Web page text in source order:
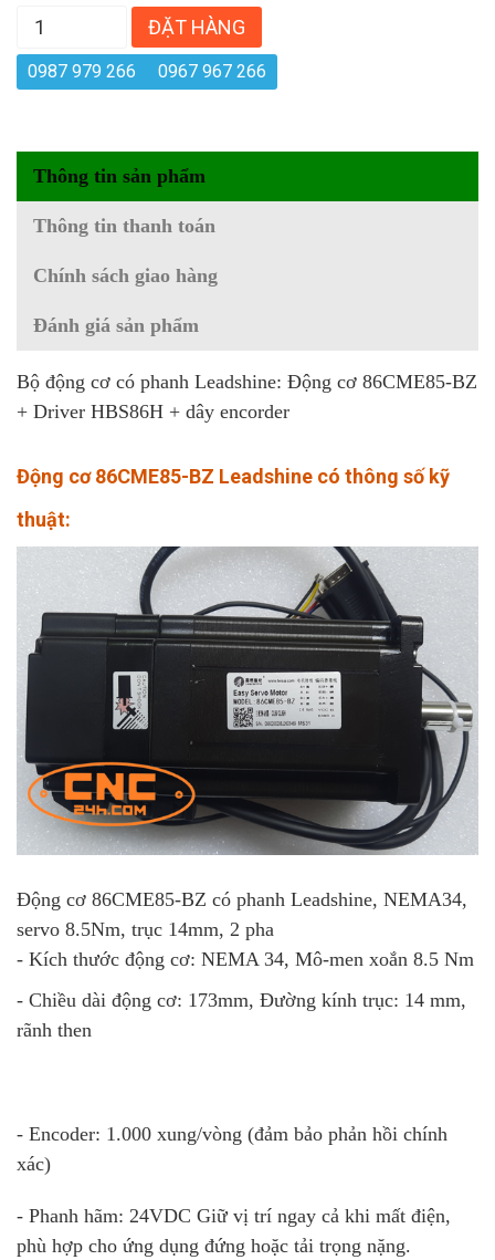
ĐẶT HÀNG
0987 979 266 0967 967 266
Thông tin sản phẩm
Thông tin thanh toán
Chính sách giao hàng
Đánh giá sản phẩm
Bộ động cơ có phanh Leadshine: Động cơ 86CME85-BZ
+ Driver HBS86H + dây encorder
Động cơ 86CME85-BZ Leadshine có thông số kỹ
thuật:
Động cơ 86CME85-BZ có phanh Leadshine, NEMA34,
servo 8.5Nm, trục 14mm, 2 pha
- Kích thước động cơ: NEMA 34, Mô-men xoắn 8.5 Nm
- Chiều dài động cơ: 173mm, Đường kính trục: 14 mm,
rãnh then
- Encoder: 1.000 xung/vòng (đảm bảo phản hồi chính
xác)
- Phanh hãm: 24VDC Giữ vị trí ngay cả khi mất điện,
phù hợp cho ứng dụng đứng hoặc tải trọng nặng.